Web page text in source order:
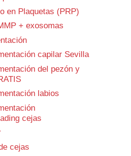
en Plaquetas (PRP)
+ exosomas
capilar Sevilla
del pezón y
labios
cejas
cejas